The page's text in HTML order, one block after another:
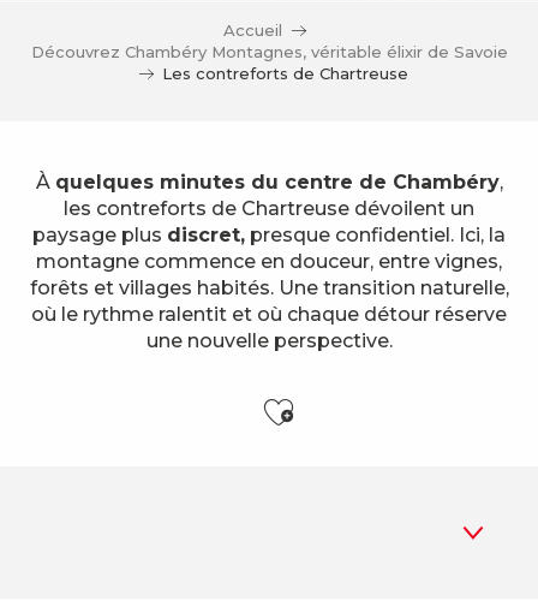
Accueil
Découvrez Chambéry Montagnes, véritable élixir de Savoie
Les contreforts de Chartreuse
À quelques minutes du centre de Chambéry,
les contreforts de Chartreuse dévoilent un
paysage plus discret, presque confidentiel. Ici, la
montagne commence en douceur, entre vignes,
forêts et villages habités. Une transition naturelle,
où le rythme ralentit et où chaque détour réserve
une nouvelle perspective.
Ajouter aux